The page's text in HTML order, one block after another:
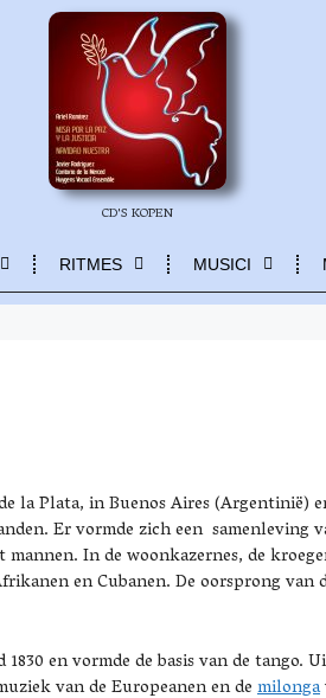
CD'S KOPEN
RITMES MUSICI
la Plata, in Buenos Aires (Argentinië)
Er vormde zich een
In de woonkazernes, de
en Cubanen. De oorsprong
en vormde de basis van de tango.
van de Europeanen en demilonga